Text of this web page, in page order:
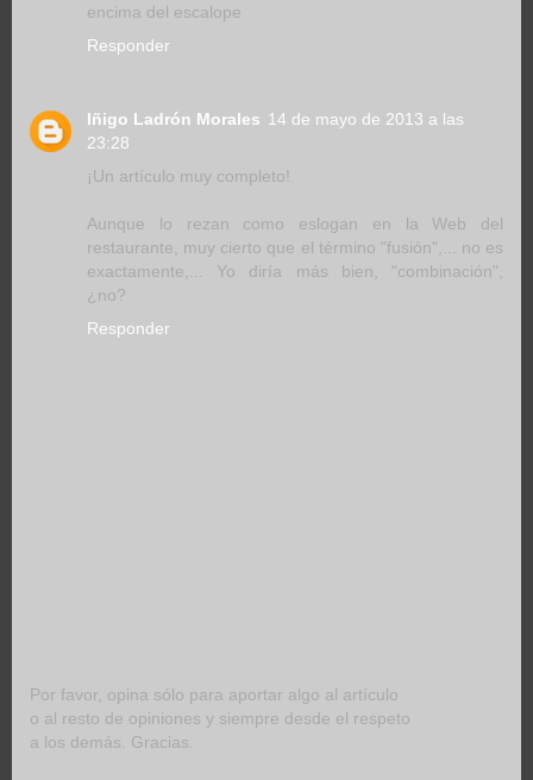
encima del escalope
Responder
Iñigo Ladrón Morales 14 de mayo de 2013 a las
23:28
¡Un artículo muy completo!
Aunque lo rezan como eslogan en la Web del
restaurante, muy cierto que el término "fusión",... no es
exactamente,... Yo diría más bien, "combinación",
¿no?
Responder
Por favor, opina sólo para aportar algo al artículo
o al resto de opiniones y siempre desde el respeto
a los demás. Gracias.